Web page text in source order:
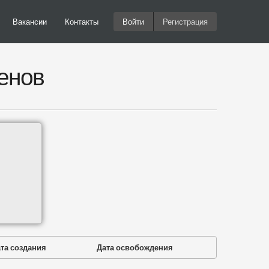
Вакансии Контакты Войти Регистрация
создания Дата освобождения